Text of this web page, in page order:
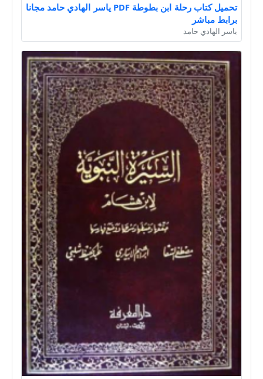
تحميل كتاب رحلة ابن بطوطة PDF ياسر الهادي حامد مجانا
برابط مباشر
ياسر الهادي حامد